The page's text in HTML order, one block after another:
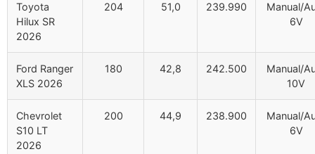
Toyota
Hilux SR
2026
204 51,0 239.990
Manual/
6V
Ford Ranger
XLS 2026
180 42,8 242.500
Manual/
10V
Chevrolet
S10 LT
2026
200 44,9 238.900
Manual/
6V